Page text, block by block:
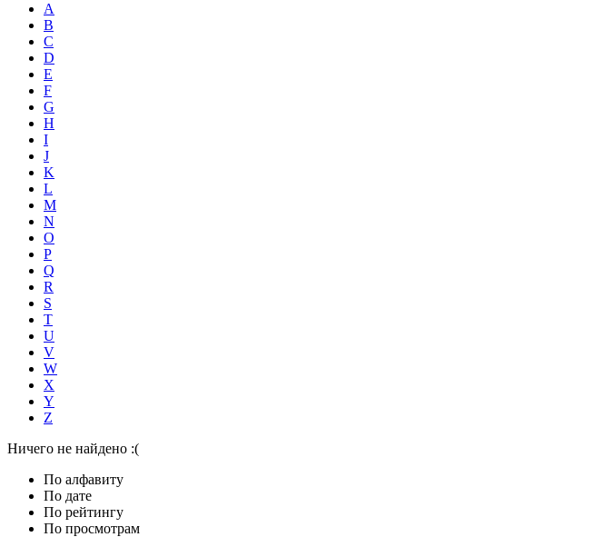
A
B
C
D
E
F
G
H
I
J
K
L
M
N
O
P
Q
R
S
T
U
V
W
X
Y
Z
Ничего не найдено :(
По алфавиту
По дате
По рейтингу
По просмотрам